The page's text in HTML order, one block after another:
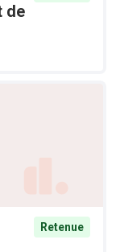
de
Retenue